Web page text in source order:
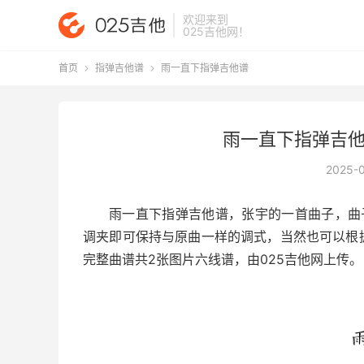
欢迎来到
025吉他网 ！
首页  指弹吉他谱  雨一直下指弹吉他谱
雨一直下指弹吉
2025-
雨一直下指弹吉他谱，张宇的一首曲子，
调夹即可保持与原曲一样的调式，当然也可以
完整曲谱共2张图片六线谱，由025吉他网上传。